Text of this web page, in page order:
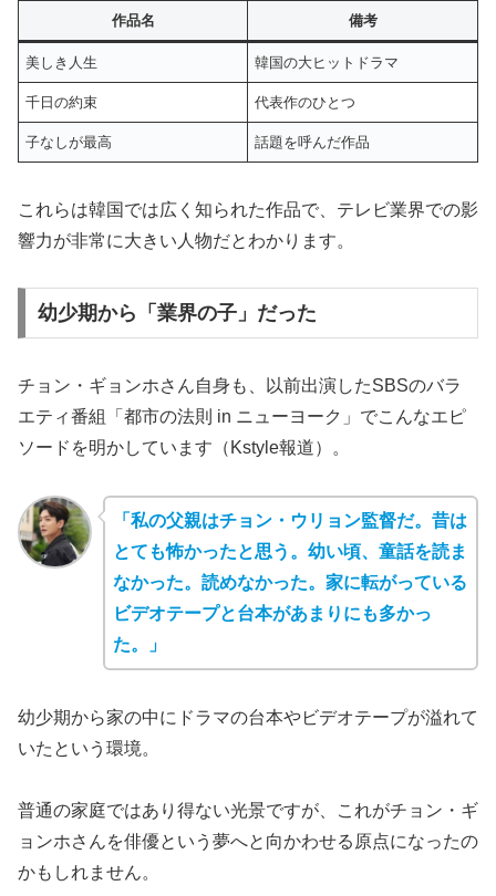
作品名 備考
美しき人生 韓国の大ヒットドラマ
千日の約束 代表作のひとつ
子なしが最高 話題を呼んだ作品
これらは韓国では広く知られた作品で、テレビ業界での影
響力が非常に大きい人物だとわかります。
幼少期から「業界の子」だった
チョン・ギョンホさん自身も、以前出演したSBSのバラ
エティ番組「都市の法則 in ニューヨーク」でこんなエピ
ソードを明かしています（Kstyle報道）。
「私の父親はチョン・ウリョン監督だ。昔は
とても怖かったと思う。幼い頃、童話を読ま
なかった。読めなかった。家に転がっている
ビデオテープと台本があまりにも多かっ
た。」
幼少期から家の中にドラマの台本やビデオテープが溢れて
いたという環境。
普通の家庭ではあり得ない光景ですが、これがチョン・ギ
ョンホさんを俳優という夢へと向かわせる原点になったの
かもしれません。